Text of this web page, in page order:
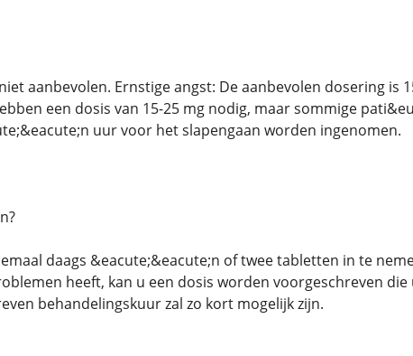
aanbevolen. Ernstige angst: De aanbevolen dosering is
een dosis van 15-25 mg nodig, maar sommige
uur voor het slapengaan worden ingenomen.
daags &eacute;&eacute;n of twee tabletten in te
heeft, kan u een dosis worden voorgeschreven
behandelingskuur zal zo kort mogelijk zijn.